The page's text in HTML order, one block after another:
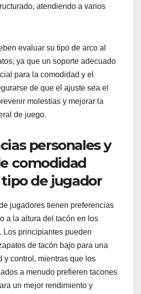
atendiendo a varios
evaluar su tipo de arco al
ya que un soporte adecuado
para la comodidad y el
de que el ajuste sea el
molestias y mejorar la
de juego.
personales y
comodidad
de jugador
jugadores tienen preferencias
a la altura del tacón en los
Los principiantes pueden
de tacón bajo para una
y control, mientras que los
a menudo prefieren tacones
un mejor rendimiento y